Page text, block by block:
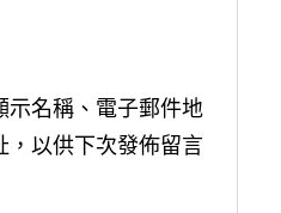
示名稱、電子郵件地
，以供下次發佈留言